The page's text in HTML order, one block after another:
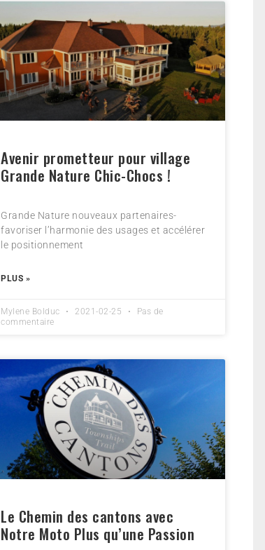
Avenir prometteur pour village
Grande Nature Chic-Chocs !
Grande Nature nouveaux partenaires-
favoriser l’harmonie des usages et accélérer
le positionnement
PLUS »
Mylene Bolduc 2021-02-25
Pas de
commentaire
Le Chemin des cantons avec
Notre Moto Plus qu’une Passion